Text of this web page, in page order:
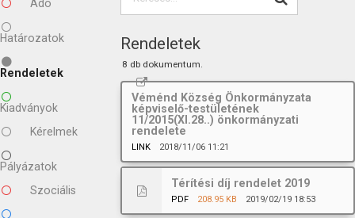
Adó
Határozatok
Rendeletek
Kiadványok
Kérelmek
Pályázatok
Szociális
Rendeletek
8 db dokumentum.
Véménd Község Önkormányzata
képviselő-testületének
11/2015(XI.28..) önkormányzati
rendelete
LINK 2018/11/06 11:21
Térítési díj rendelet 2019
PDF 208.95 KB 2019/02/19 18:53